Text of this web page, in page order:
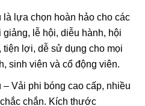
lựa chọn hoàn hảo cho các
lễ hội, diễu hành, hội
tiện lợi, dễ sử dụng cho mọi
sinh viên và cổ động viên.
Vải phi bóng cao cấp, nhiều
chắn. Kích thước